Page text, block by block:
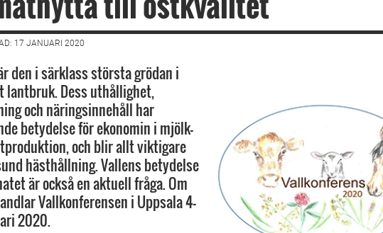
17 JANUARI 2020
den i särklass största grödan i
lantbruk. Dess uthållighet,
och näringsinnehåll har
betydelse för ekonomin i mjölk-
och blir allt viktigare
hästhållning. Vallens betydelse
är också en aktuell fråga. Om
Vallkonferensen i Uppsala 4–
2020.